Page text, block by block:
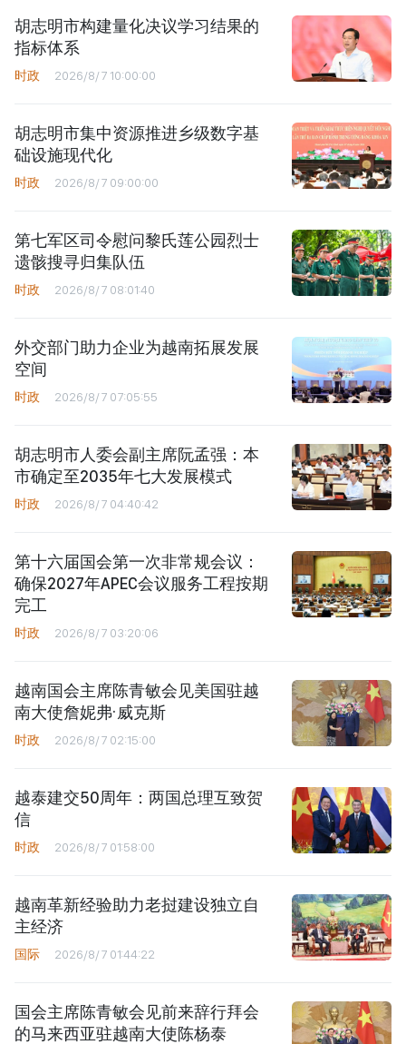
胡志明市构建量化决议学习结果的
指标体系
时政 2026/8/7 10:00:00
胡志明市集中资源推进乡级数字基
础设施现代化
时政 2026/8/7 09:00:00
第七军区司令慰问黎氏莲公园烈士
遗骸搜寻归集队伍
时政 2026/8/7 08:01:40
外交部门助力企业为越南拓展发展
空间
时政 2026/8/7 07:05:55
胡志明市人委会副主席阮孟强：本
市确定至2035年七大发展模式
时政 2026/8/7 04:40:42
第十六届国会第一次非常规会议：
确保2027年APEC会议服务工程按期
完工
时政 2026/8/7 03:20:06
越南国会主席陈青敏会见美国驻越
南大使詹妮弗·威克斯
时政 2026/8/7 02:15:00
越泰建交50周年：两国总理互致贺
信
时政 2026/8/7 01:58:00
越南革新经验助力老挝建设独立自
主经济
国际 2026/8/7 01:44:22
国会主席陈青敏会见前来辞行拜会
的马来西亚驻越南大使陈杨泰